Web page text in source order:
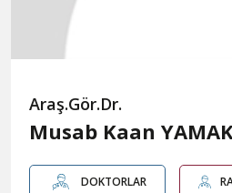
Araş.Gör.Dr.
Musab Kaan
DOKTORLAR